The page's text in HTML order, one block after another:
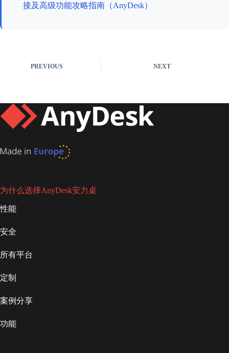
接及高级功能攻略指南（AnyDesk）
PREVIOUS NEXT
为什么选择AnyDesk安力桌
性能
安全
所有平台
定制
案例分享
功能